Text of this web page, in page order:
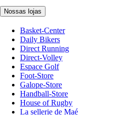
Nossas lojas
Basket-Center
Daily Bikers
Direct Running
Direct-Volley
Espace Golf
Foot-Store
Galope-Store
Handball-Store
House of Rugby
La sellerie de Maé